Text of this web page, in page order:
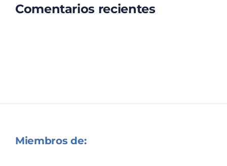
Comentarios recientes
Miembros de: